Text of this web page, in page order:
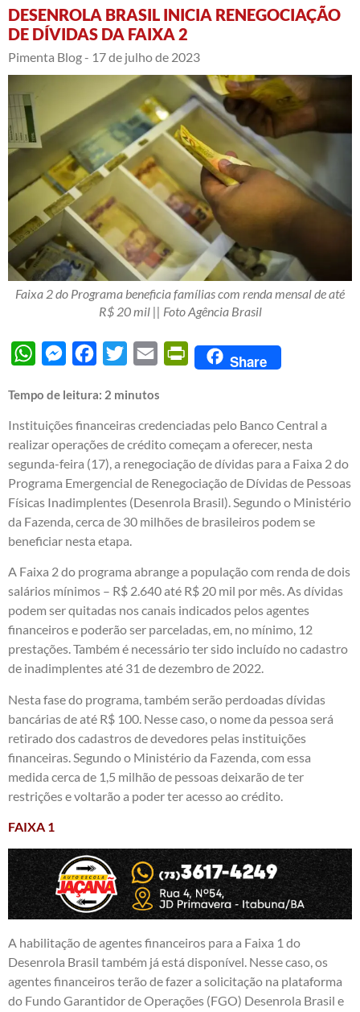
DESENROLA BRASIL INICIA RENEGOCIAÇÃO
DE DÍVIDAS DA FAIXA 2
Pimenta Blog - 17 de julho de 2023
Faixa 2 do Programa beneficia famílias com renda mensal de até
R$ 20 mil || Foto Agência Brasil
WhatsAppMessengerFacebook
Twitter Email PrintFriendly
Share
Tempo de leitura: 2 minutos
Instituições financeiras credenciadas pelo Banco Central a
realizar operações de crédito começam a oferecer, nesta
segunda-feira (17), a renegociação de dívidas para a Faixa 2 do
Programa Emergencial de Renegociação de Dívidas de Pessoas
Físicas Inadimplentes (Desenrola Brasil). Segundo o Ministério
da Fazenda, cerca de 30 milhões de brasileiros podem se
beneficiar nesta etapa.
A Faixa 2 do programa abrange a população com renda de dois
salários mínimos – R$ 2.640 até R$ 20 mil por mês. As dívidas
podem ser quitadas nos canais indicados pelos agentes
financeiros e poderão ser parceladas, em, no mínimo, 12
prestações. Também é necessário ter sido incluído no cadastro
de inadimplentes até 31 de dezembro de 2022.
Nesta fase do programa, também serão perdoadas dívidas
bancárias de até R$ 100. Nesse caso, o nome da pessoa será
retirado dos cadastros de devedores pelas instituições
financeiras. Segundo o Ministério da Fazenda, com essa
medida cerca de 1,5 milhão de pessoas deixarão de ter
restrições e voltarão a poder ter acesso ao crédito.
FAIXA 1
A habilitação de agentes financeiros para a Faixa 1 do
Desenrola Brasil também já está disponível. Nesse caso, os
agentes financeiros terão de fazer a solicitação na plataforma
do Fundo Garantidor de Operações (FGO) Desenrola Brasil e